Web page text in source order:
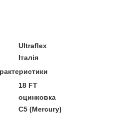
Ultraflex
Італія
18 FT
оцинковка
C5 (Mercury)